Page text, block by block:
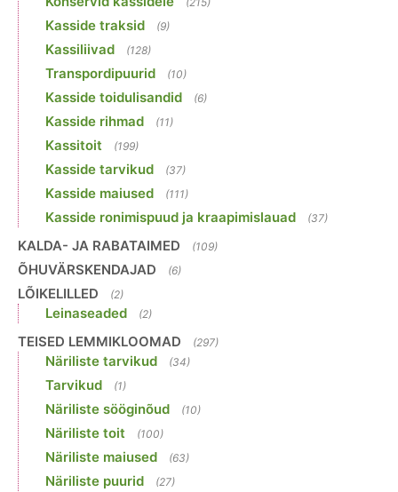
Kasside traksid (9)
Kassiliivad (128)
Transpordipuurid (10)
Kasside toidulisandid (6)
Kasside rihmad (11)
Kassitoit (199)
Kasside tarvikud (37)
Kasside maiused (111)
Kasside ronimispuud ja kraapimislauad (37)
KALDA- JA RABATAIMED (109)
ÕHUVÄRSKENDAJAD (6)
LÕIKELILLED (2)
Leinaseaded (2)
TEISED LEMMIKLOOMAD (297)
Näriliste tarvikud (34)
Tarvikud (1)
Näriliste sööginõud (10)
Näriliste toit (100)
Näriliste maiused (63)
Näriliste puurid (27)